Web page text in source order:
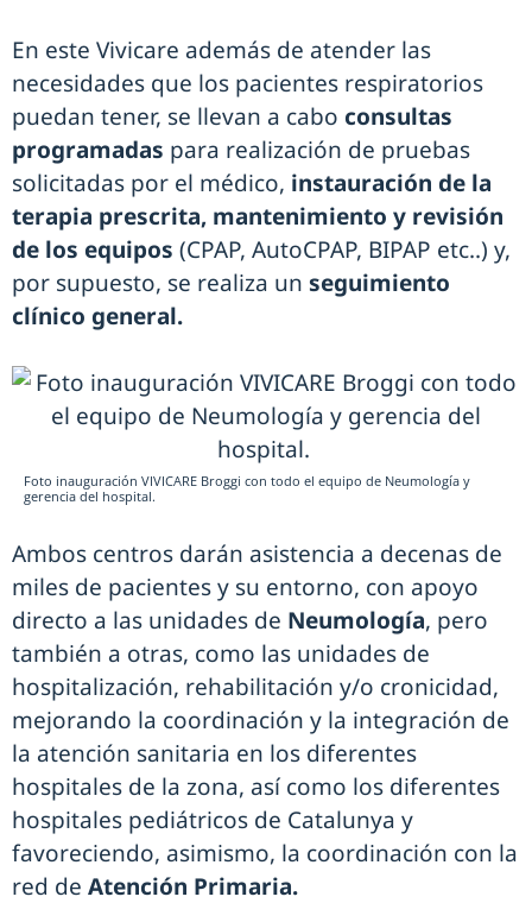
En este Vivicare además de atender las
necesidades que los pacientes respiratorios
puedan tener, se llevan a cabo consultas
programadas para realización de pruebas
solicitadas por el médico, instauración de la
terapia prescrita, mantenimiento y revisión
de los equipos (CPAP, AutoCPAP, BIPAP etc..) y,
por supuesto, se realiza un seguimiento
clínico general.
Foto inauguración VIVICARE Broggi con todo el equipo de Neumología y
gerencia del hospital.
Ambos centros darán asistencia a decenas de
miles de pacientes y su entorno, con apoyo
directo a las unidades de Neumología, pero
también a otras, como las unidades de
hospitalización, rehabilitación y/o cronicidad,
mejorando la coordinación y la integración de
la atención sanitaria en los diferentes
hospitales de la zona, así como los diferentes
hospitales pediátricos de Catalunya y
favoreciendo, asimismo, la coordinación con la
red de Atención Primaria.